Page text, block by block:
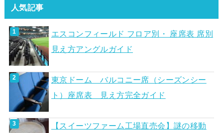
人気記事
エスコンフィールド フロア別・ 座席表 席別
見え方アングルガイド
東京ドーム バルコニー席（シーズンシー
ト）座席表 見え方完全ガイド
【スイーツファーム工場直売会】謎の移動